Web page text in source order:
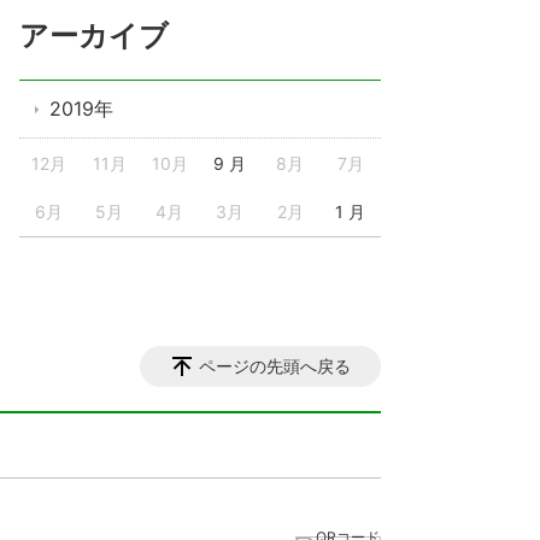
アーカイブ
2019年
12月 11月 10月 9 月 8月 7月
6月 5月 4月 3月 2月 1 月
ページの先頭へ戻る